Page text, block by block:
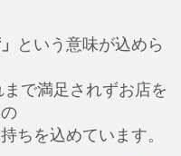
という意味が込めら
で満足されずお店を
ちを込めています。